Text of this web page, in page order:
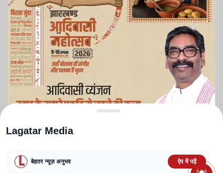
Lagatar Media
बेहतर न्यूज़ अनुभव ऐप में पढ़ें